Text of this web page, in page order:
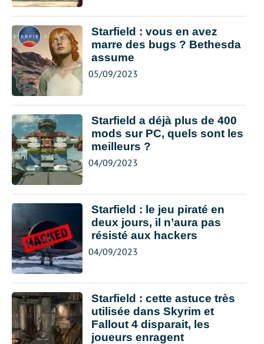
Starfield : vous en avez
marre des bugs ? Bethesda
assume
05/09/2023
Starfield a déjà plus de 400
mods sur PC, quels sont les
meilleurs ?
04/09/2023
Starfield : le jeu piraté en
deux jours, il n’aura pas
résisté aux hackers
04/09/2023
Starfield : cette astuce très
utilisée dans Skyrim et
Fallout 4 disparait, les
joueurs enragent